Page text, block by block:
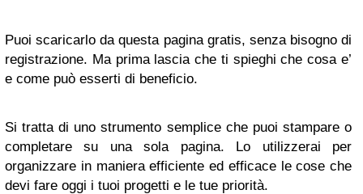
Puoi scaricarlo da questa pagina gratis, senza bisogno di
registrazione. Ma prima lascia che ti spieghi che cosa e’
e come può esserti di beneficio.
Si tratta di uno strumento semplice che puoi stampare o
completare su una sola pagina. Lo utilizzerai per
organizzare in maniera efficiente ed efficace le cose che
devi fare oggi i tuoi progetti e le tue priorità.